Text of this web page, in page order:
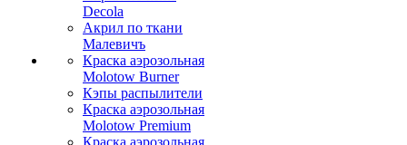
Decola
Акрил по ткани
Малевичъ
Краска аэрозольная
Molotow Burner
Кэпы распылители
Краска аэрозольная
Molotow Premium
Краска аэрозольная